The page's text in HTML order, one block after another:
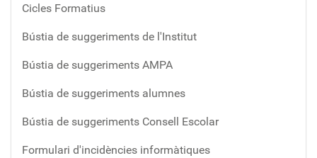
Cicles Formatius
Bústia de suggeriments de l'Institut
Bústia de suggeriments AMPA
Bústia de suggeriments alumnes
Bústia de suggeriments Consell Escolar
Formulari d'incidències informàtiques